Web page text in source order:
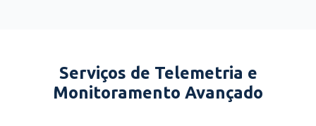
Serviços de Telemetria e
Monitoramento Avançado